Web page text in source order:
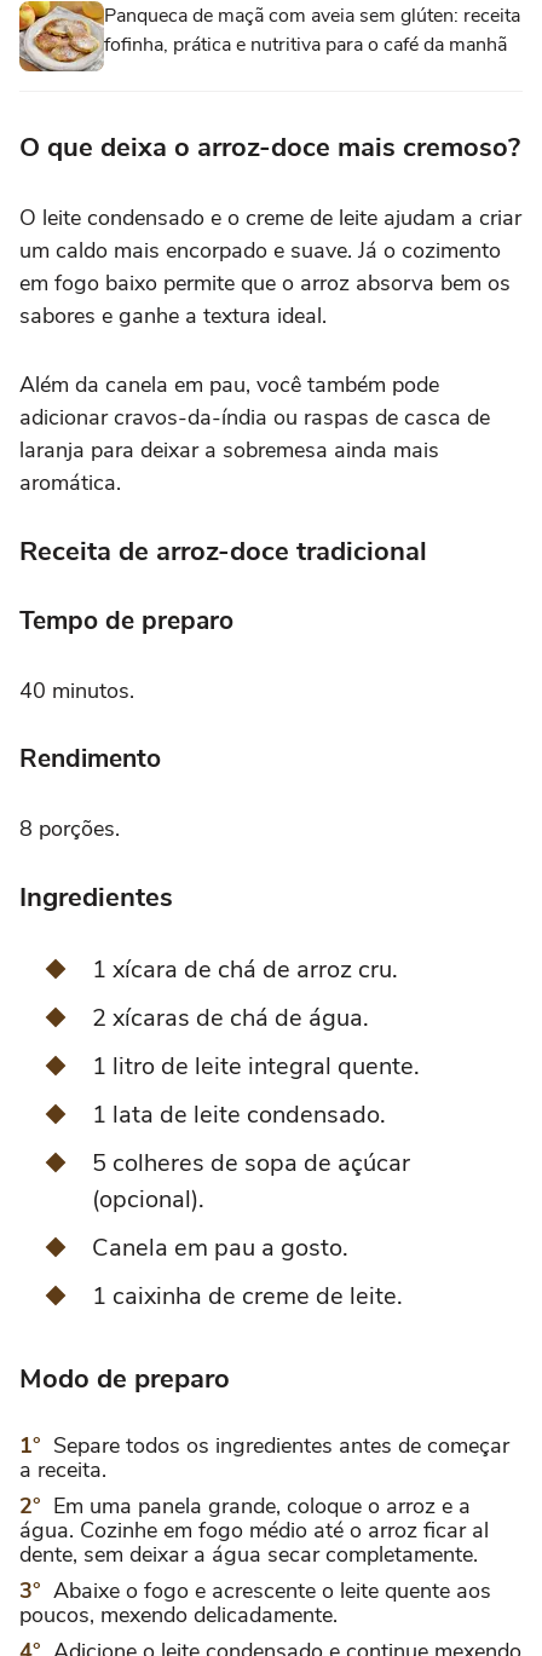
Panqueca de maçã com aveia sem glúten: receita
fofinha, prática e nutritiva para o café da manhã
O que deixa o arroz-doce mais cremoso?
O leite condensado e o creme de leite ajudam a criar
um caldo mais encorpado e suave. Já o cozimento
em fogo baixo permite que o arroz absorva bem os
sabores e ganhe a textura ideal.
Além da canela em pau, você também pode
adicionar cravos-da-índia ou raspas de casca de
laranja para deixar a sobremesa ainda mais
aromática.
Receita de arroz-doce tradicional
Tempo de preparo
40 minutos.
Rendimento
8 porções.
Ingredientes
1 xícara de chá de arroz cru.
2 xícaras de chá de água.
1 litro de leite integral quente.
1 lata de leite condensado.
5 colheres de sopa de açúcar
(opcional).
Canela em pau a gosto.
1 caixinha de creme de leite.
Modo de preparo
Separe todos os ingredientes antes de começar
a receita.
Em uma panela grande, coloque o arroz e a
água. Cozinhe em fogo médio até o arroz ficar al
dente, sem deixar a água secar completamente.
Abaixe o fogo e acrescente o leite quente aos
poucos, mexendo delicadamente.